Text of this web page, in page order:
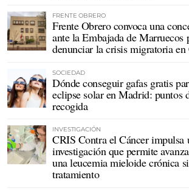
FRENTE OBRERO
Frente Obrero convoca una
ante la Embajada de Marruecos
denunciar la crisis migratoria en
SOCIEDAD
Dónde conseguir gafas gratis
eclipse solar en Madrid: puntos
recogida
INVESTIGACIÓN
CRIS Contra el Cáncer impulsa
investigación que permite
una leucemia mieloide crónica
tratamiento